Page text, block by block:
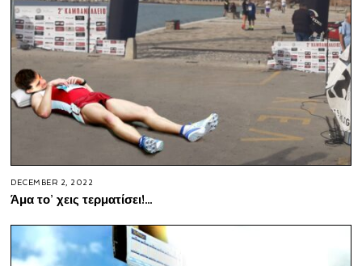
DECEMBER 2, 2022
Άμα το’ χεις τερματίσει!…